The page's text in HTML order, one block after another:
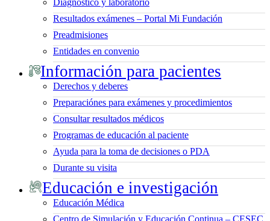
Resultados exámenes – Portal Mi Fundación
Preadmisiones
Entidades en convenio
Información para pacientes
Derechos y deberes
Preparaciónes para exámenes y procedimientos
Consultar resultados médicos
Programas de educación al paciente
Ayuda para la toma de decisiones o PDA
Durante su visita
Educación e investigación
Educación Médica
Centro de Simulación y Educación Continua – CESEC